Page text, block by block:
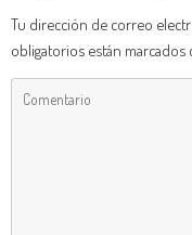
Tu dirección de correo
obligatorios están marcados